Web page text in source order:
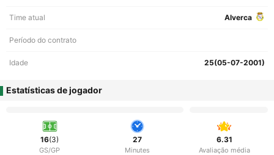
Time atual Alverca
Período do contrato
Idade 25(05-07-2001)
Estatísticas de jogador
16(3)
GS/GP
27
Minutes
6.31
Avaliação média